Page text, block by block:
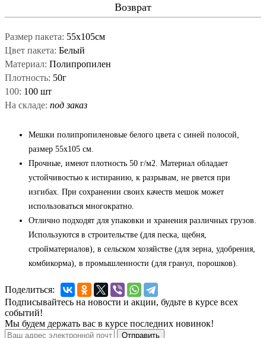
Возврат
Размер пакета: 55x105см
Цвет пакета: Белый
Материал: Полипропилен
Плотность: 50г
100: 100 шт
На складе: под заказ
Мешки полипропиленовые белого цвета с синей полосой,
размер 55х105 см.
Прочные, имеют плотность 50 г/м2. Материал обладает
устойчивостью к истиранию, к разрывам, не рвется при
изгибах. При сохранении своих качеств мешок может
использоваться многократно.
Отлично подходят для упаковки и хранения различных грузов.
Используются в строительстве (для песка, щебня,
стройматериалов), в сельском хозяйстве (для зерна, удобрения,
комбикорма), в промышленности (для гранул, порошков).
Поделиться:
Подписывайтесь на новости и акции, будьте в курсе всех
событий!
Мы будем держать вас в курсе последних новинок!